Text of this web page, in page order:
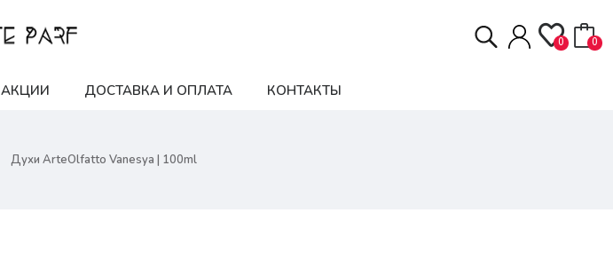
0 0
АКЦИИ ДОСТАВКА И ОПЛАТА КОНТАКТЫ
Духи ArteOlfatto Vanesya | 100ml